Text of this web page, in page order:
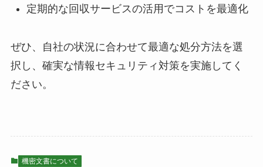
定期的な回収サービスの活用でコストを最適化
ぜひ、自社の状況に合わせて最適な処分方法を選
択し、確実な情報セキュリティ対策を実施してく
ださい。
機密文書について